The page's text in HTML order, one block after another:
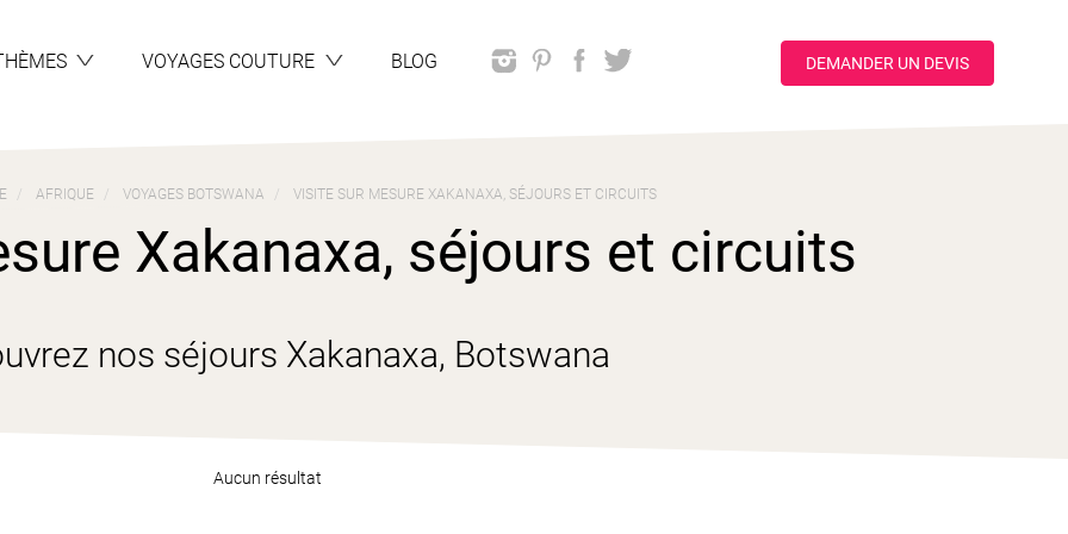
VOYAGES COUTURE BLOG DEMANDER UN DEVIS
AFRIQUE VOYAGES BOTSWANA VISITE SUR MESURE XAKANAXA, SÉJOURS ET CIRCUITS
Xakanaxa, séjours et circuits
nos séjours Xakanaxa, Botswana
Aucun résultat